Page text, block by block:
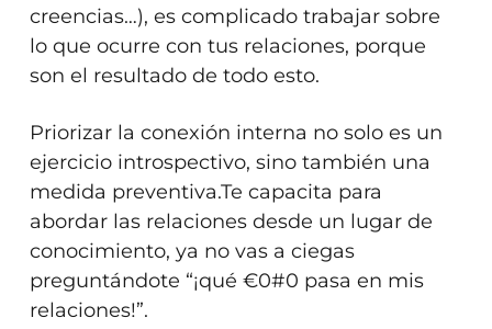
creencias…), es complicado trabajar sobre
lo que ocurre con tus relaciones, porque
son el resultado de todo esto.
Priorizar la conexión interna no solo es un
ejercicio introspectivo, sino también una
medida preventiva.Te capacita para
abordar las relaciones desde un lugar de
conocimiento, ya no vas a ciegas
preguntándote “¡qué €0#0 pasa en mis
relaciones!”.